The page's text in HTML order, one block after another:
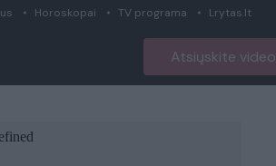
Horoskopai TV programa Lrytas.lt
Atsiųskite video